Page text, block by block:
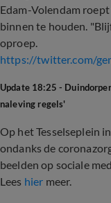
Edam-Volendam
binnen te houden.
oproep.
https://twitter.com/
Update 18:25 -
naleving regels'
Op het Tesselseplein
ondanks de
beelden op sociale
Lees hier meer.